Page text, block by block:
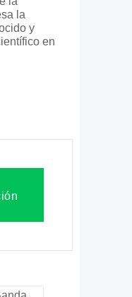
la
y
en